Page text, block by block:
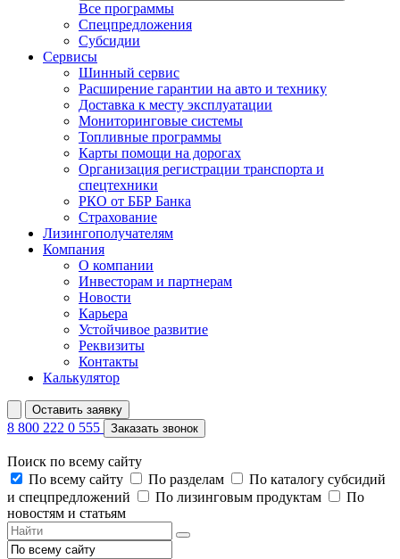
Все программы
Спецпредложения
Субсидии
Сервисы
Шинный сервис
Расширение гарантии на авто и технику
Доставка к месту эксплуатации
Мониторинговые системы
Топливные программы
Карты помощи на дорогах
Организация регистрации транспорта и
спецтехники
РКО от ББР Банка
Страхование
Лизингополучателям
Компания
О компании
Инвесторам и партнерам
Новости
Карьера
Устойчивое развитие
Реквизиты
Контакты
Калькулятор
Оставить заявку
8 800 222 0 555 Заказать звонок
Поиск по всему сайту
По всему сайту
По разделам
По каталогу субсидий
и спецпредложений
По лизинговым продуктам
По
новостям и статьям